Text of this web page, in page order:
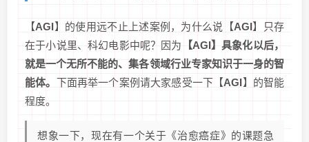
【AGI】的使用远不止上述案例，为什么说【AGI】只存
在于小说里、科幻电影中呢？因为 【AGI】具象化以后，
就是一个无所不能的、集各领域行业专家知识于一身的智
能体。 下面再举一个案例请大家感受一下【AGI】的智能
程度。
想象一下，现在有一个关于《治愈癌症》的课题急